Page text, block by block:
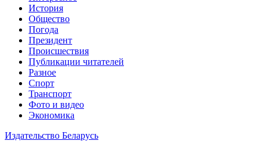
История
Общество
Погода
Президент
Происшествия
Публикации читателей
Разное
Спорт
Транспорт
Фото и видео
Экономика
Издательство Беларусь